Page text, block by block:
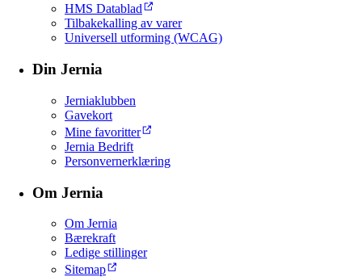
HMS Datablad
Tilbakekalling av varer
Universell utforming (WCAG)
Din Jernia
Jerniaklubben
Gavekort
Mine favoritter
Jernia Bedrift
Personvernerklæring
Om Jernia
Om Jernia
Bærekraft
Ledige stillinger
Sitemap